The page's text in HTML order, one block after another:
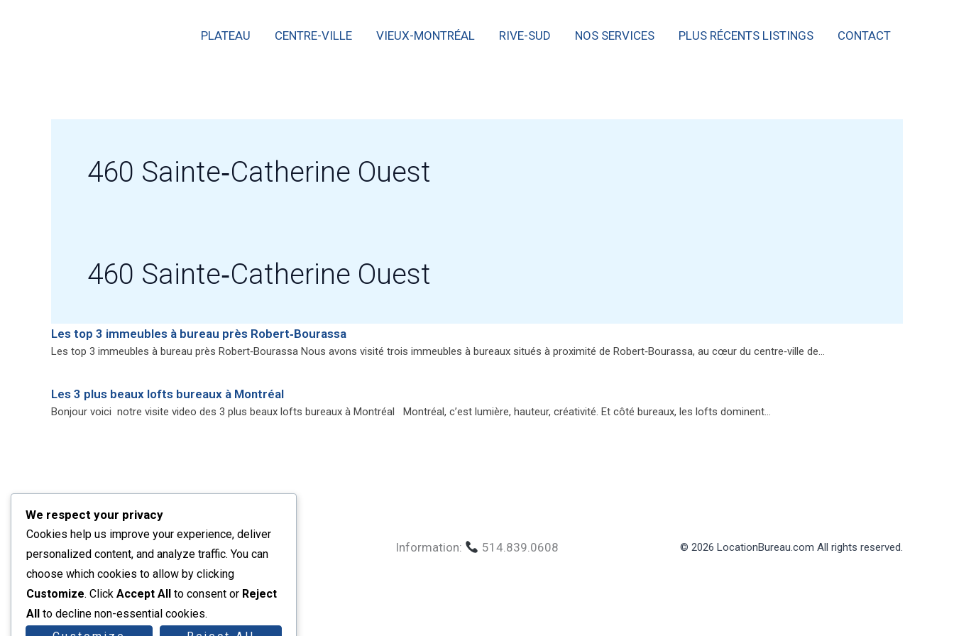
PLATEAU CENTRE-VILLE VIEUX-MONTRÉAL RIVE-SUD NOS SERVICES PLUS RÉCENTS LISTINGS CONTACT
460 Sainte‑Catherine Ouest
460 Sainte‑Catherine Ouest
Les top 3 immeubles à bureau près Robert‑Bourassa
Les top 3 immeubles à bureau près Robert‑Bourassa Nous avons visité trois immeubles à bureaux situés à proximité de Robert‑Bourassa, au cœur du centre‑ville de…
Les 3 plus beaux lofts bureaux à Montréal
Bonjour voici notre visite video des 3 plus beaux lofts bureaux à Montréal Montréal, c’est lumière, hauteur, créativité. Et côté bureaux, les lofts dominent…
Plateau
Vieux-Montréal
Rive-Sud
Nos services
Plus récents listings
Contact
Information: 514.839.0608 © 2026 LocationBureau.com All rights reserved.
We respect your privacy
Cookies help us improve your experience, deliver
personalized content, and analyze traffic. You can
choose which cookies to allow by clicking
Customize. Click Accept All to consent or Reject
All to decline non-essential cookies.